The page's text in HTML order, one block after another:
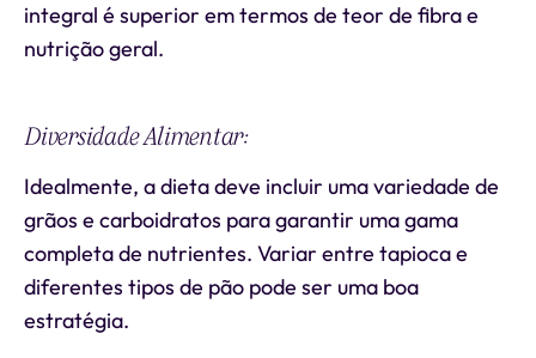
integral é superior em termos de teor de fibra e
nutrição geral.
Diversidade Alimentar:
Idealmente, a dieta deve incluir uma variedade de
grãos e carboidratos para garantir uma gama
completa de nutrientes. Variar entre tapioca e
diferentes tipos de pão pode ser uma boa
estratégia.